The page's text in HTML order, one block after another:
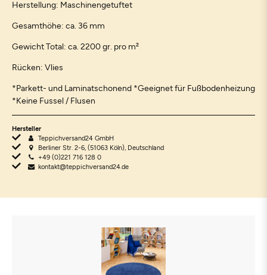
Herstellung: Maschinengetuftet
Gesamthöhe: ca. 36 mm
Gewicht Total: ca. 2200 gr. pro m²
Rücken: Vlies
*Parkett- und Laminatschonend *Geeignet für Fußbodenheizung
*Keine Fussel / Flusen
Hersteller
Teppichversand24 GmbH
Berliner Str. 2-6, (51063 Köln), Deutschland
+49 (0)221 716 128 0
kontakt@teppichversand24.de